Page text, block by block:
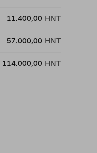
11.400,00 HNT
57.000,00 HNT
114.000,00 HNT